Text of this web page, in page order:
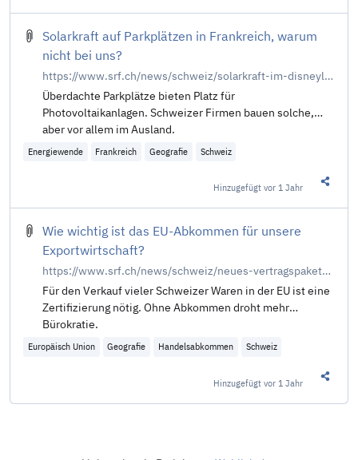
Solarkraft auf Parkplätzen in Frankreich, warum
nicht bei uns?
https://www.srf.ch/news/schweiz/solarkraft-im-disneyland-schweizer-solartechnologie-erobert-frankreichs-parkplaetze
Überdachte Parkplätze bieten Platz für
Photovoltaikanlagen. Schweizer Firmen bauen solche,
aber vor allem im Ausland.
Energiewende Frankreich Geografie Schweiz
Hinzugefügtvor 1 Jahr
Wie wichtig ist das EU-Abkommen für unsere
Exportwirtschaft?
https://www.srf.ch/news/schweiz/neues-vertragspaket-wie-wichtig-ist-das-eu-abkommen-fuer-unsere-exportwirtschaft
Für den Verkauf vieler Schweizer Waren in der EU ist eine
Zertifizierung nötig. Ohne Abkommen droht mehr
Bürokratie.
Europäisch Union Geografie Handelsabkommen Schweiz
Hinzugefügtvor 1 Jahr